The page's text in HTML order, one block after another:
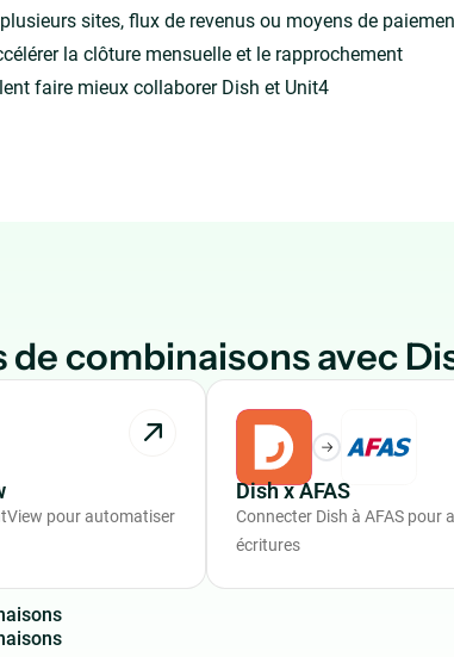
sites, flux de revenus ou moyens de
la clôture mensuelle et le rapprochement
faire mieux collaborer Dish et Unit4
de combinaisons avec
pour automatiser
Dish x AFAS
Connecter Dish à AFAS pour
écritures
aisons